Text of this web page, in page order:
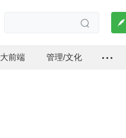
 
大前端 管理/文化